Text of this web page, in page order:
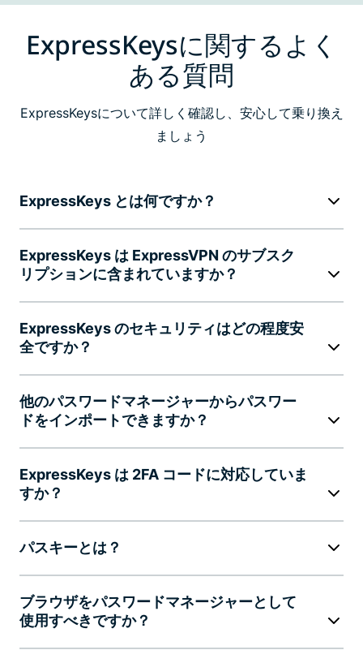
ExpressKeysに関するよく
ある質問
ExpressKeysについて詳しく確認し、安心して乗り換え
ましょう
ExpressKeys とは何ですか？
ExpressKeys は ExpressVPN のサブスク
リプションに含まれていますか？
ExpressKeys のセキュリティはどの程度安
全ですか？
他のパスワードマネージャーからパスワー
ドをインポートできますか？
ExpressKeys は 2FA コードに対応していま
すか？
パスキーとは？
ブラウザをパスワードマネージャーとして
使用すべきですか？